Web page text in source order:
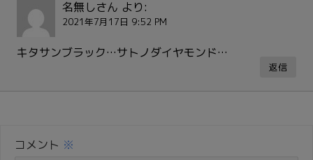
名無しさん より:
2021年7月17日 9:52 PM
キタサンブラック…サトノダイヤモンド…
返信
コメント ※